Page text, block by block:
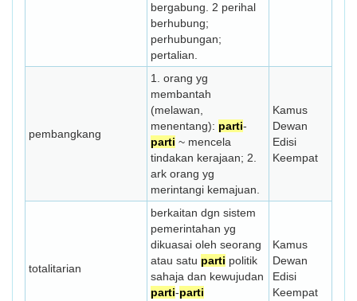
bergabung. 2 perihal
berhubung;
perhubungan;
pertalian.
pembangkang
1. orang yg
membantah
(melawan,
menentang): parti-
parti ~ mencela
tindakan kerajaan; 2.
ark orang yg
merintangi kemajuan.
Kamus
Dewan
Edisi
Keempat
totalitarian
berkaitan dgn sistem
pemerin­tahan yg
dikuasai oleh seorang
atau satu parti politik
sahaja dan kewujudan
parti-parti
Kamus
Dewan
Edisi
Keempat